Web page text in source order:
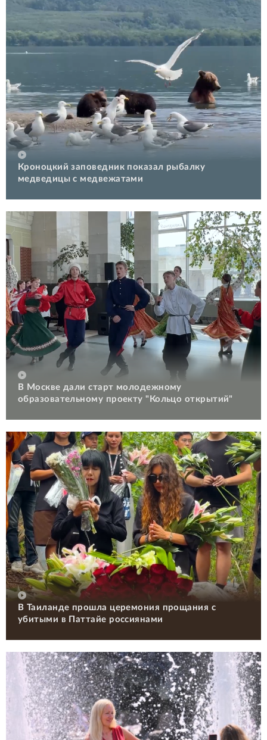
Кроноцкий заповедник показал рыбалку
медведицы с медвежатами
В Москве дали старт молодежному
образовательному проекту "Кольцо открытий"
В Таиланде прошла церемония прощания с
убитыми в Паттайе россиянами